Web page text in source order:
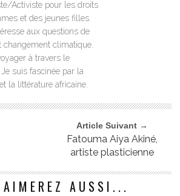
Activiste pour les droits
et des jeunes filles.
aux questions de
changement climatique.
à travers le
suis fascinée par la
la littérature africaine.
Article Suivant →
Fatouma Aiya Akiné,
artiste plasticienne
AIMEREZ AUSSI...